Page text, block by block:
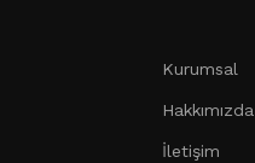
Kurumsal
Hakkımızda
İletişim